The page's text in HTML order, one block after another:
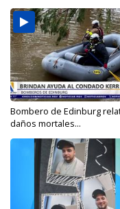
Bombero de Edinburg
daños mortales...